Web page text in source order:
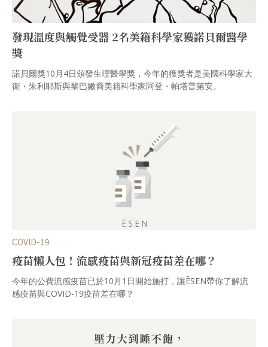
發現溫度與觸覺受器 2名美籍科學家獲諾貝爾醫學
獎
諾貝爾獎10月4日頒發生理醫學獎，今年的獲獎者是美國科學家大
衛・朱利耶斯與黎巴嫩裔美籍科學家阿登・帕塔普第安。
COVID-19
疫苗懶人包！流感疫苗與新冠疫苗差在哪？
今年的公費流感疫苗已於10月1日開始施打，讓ĒSEN帶你了解流
感疫苗與COVID-19疫苗差在哪？